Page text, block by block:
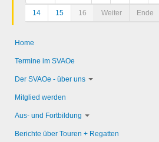
14 15 16 Weiter Ende
Home
Termine im SVAOe
Der SVAOe - über uns
Mitglied werden
Aus- und Fortbildung
Berichte über Touren + Regatten